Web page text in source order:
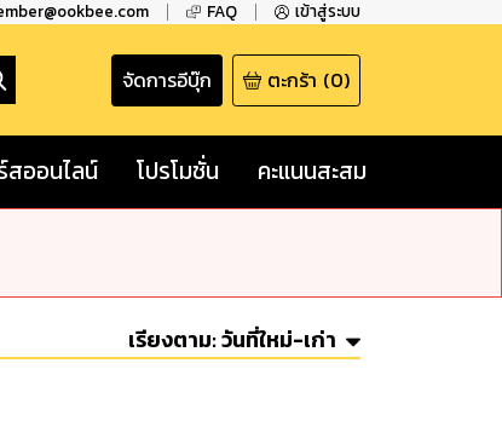
FAQ เข้าสู่ระบบ
จัดการอีบุ๊ก ตะกร้า (0)
สออนไลน์ โปรโมชั่น คะแนนสะสม
เรียงตาม:วันที่ใหม่-เก่า